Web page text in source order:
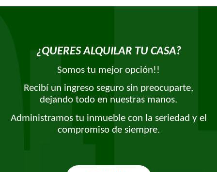
¿QUERES ALQUILAR TU CASA?
Somos tu mejor opción!!
Recibí un ingreso seguro sin preocuparte,
dejando todo en nuestras manos.
Administramos tu inmueble con la seriedad y el
compromiso de siempre.